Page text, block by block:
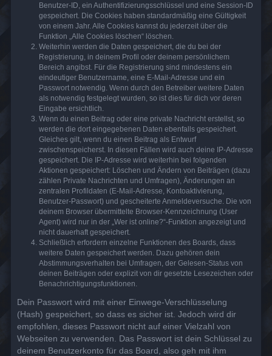
Benutzer-ID, ein Authentifizierungsschlüssel und eine Session-ID
gespeichert. Die Cookies haben standardmäßig eine Gültigkeit
von einem Jahr. Alle Cookies kannst du jederzeit über die
Funktion „Alle Cookies löschen“ löschen.
Weiterhin werden die Daten gespeichert, die du bei der
Registrierung, in deinem Profil oder deinem persönlichem
Bereich angibst. Für die Registrierung sind mindestens ein
eindeutiger Benutzername, eine E-Mail-Adresse und ein
Passwort notwendig. Wenn durch den Betreiber weitere Daten
als notwendig festgelegt wurden, so ist dies für dich vor deren
Eingabe ersichtlich.
Wenn du einen Beitrag oder eine private Nachricht erstellst, so
werden die dort eingegebenen Daten ebenfalls gespeichert.
Gleiches gilt, wenn du einen Beitrag als Entwurf
zwischenspeicherst. In diesen Fällen wird auch deine IP-Adresse
gespeichert. Die IP-Adresse wird weiterhin bei folgenden
Aktionen gespeichert: Löschen und Ändern von Beiträgen (dazu
zählen Private Nachrichten und Umfragen), Änderungen an
zentralen Profildaten (E-Mail-Adresse, Kontoaktivierung,
Benutzer-Passwort) und gescheiterte Anmeldeversuche. Die von
deinem Browser übermittelte Browser-Kennzeichnung (User
Agent) wird nur in der „Wer ist online?“-Funktion angezeigt und
nicht dauerhaft gespeichert.
Schließlich erfordern einzelne Funktionen des Boards, dass
weitere Daten gespeichert werden. Dazu gehören dein
Abstimmungsverhalten bei Umfragen, der Gelesen-Status von
deinen Beiträgen oder explizit von dir gesetzte Lesezeichen oder
Benachrichtigungsfunktionen.
Dein Passwort wird mit einer Einwege-Verschlüsselung
(Hash) gespeichert, so dass es sicher ist. Jedoch wird dir
empfohlen, dieses Passwort nicht auf einer Vielzahl von
Webseiten zu verwenden. Das Passwort ist dein Schlüssel zu
deinem Benutzerkonto für das Board, also geh mit ihm